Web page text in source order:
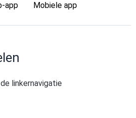
app Mobiele app
linkernavigatie